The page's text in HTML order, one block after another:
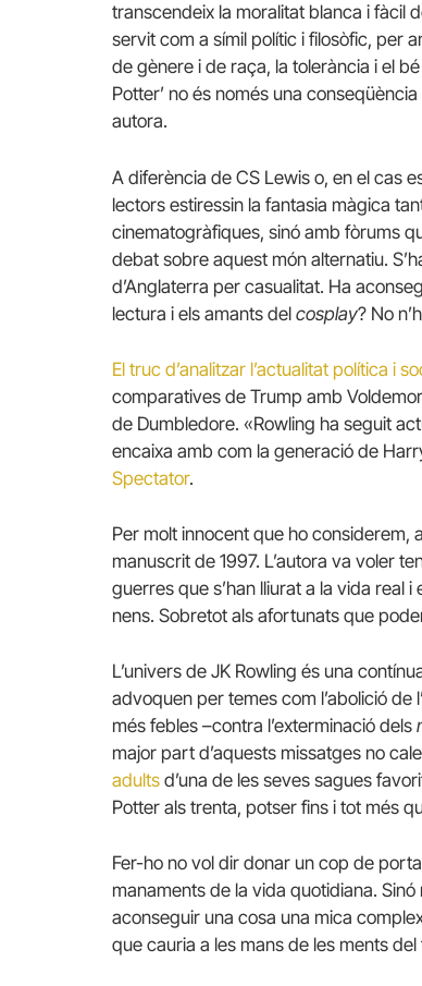
transcendeix la moralitat blanca i fàcil
servit com a símil polític i filosòfic, per
de gènere i de raça, la tolerància i el
Potter’ no és només una
autora.
A diferència de CS Lewis o, en el cas
lectors estiressin la fantasia màgica
cinematogràfiques, sinó amb fòrums
debat sobre aquest món alternatiu.
d’Anglaterra per casualitat. Ha
lectura i els amants del cosplay? No
El truc d’analitzar l’actualitat política i
comparatives de Trump amb
de Dumbledore. «Rowling ha seguit
encaixa amb com la generació de
Spectator.
Per molt innocent que ho considerem,
manuscrit de 1997. L’autora va voler
guerres que s’han lliurat a la vida real
nens. Sobretot als afortunats que
L’univers de JK Rowling és una
advoquen per temes com l’abolició de
més febles –contra l’exterminació dels
major part d’aquests missatges no
adults d’una de les seves sagues
Potter als trenta, potser fins i tot més
Fer-ho no vol dir donar un cop de
manaments de la vida quotidiana.
aconseguir una cosa una mica
que cauria a les mans de les ments del